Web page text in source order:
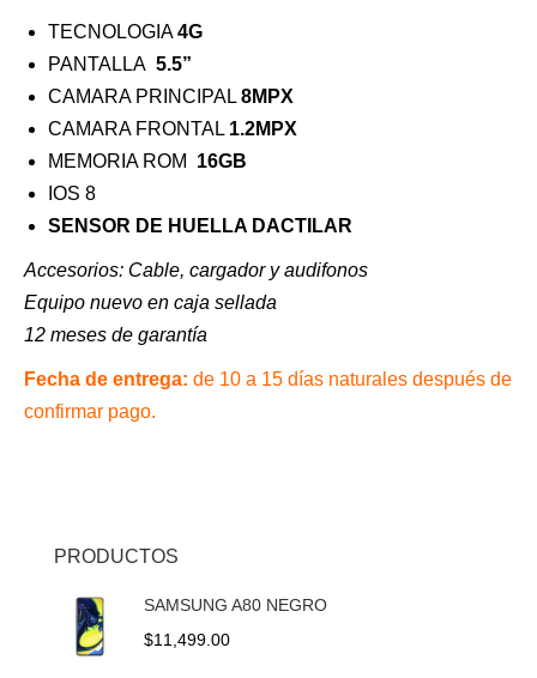
TECNOLOGIA4G
PANTALLA 5.5”
CAMARA PRINCIPAL 8MPX
CAMARA FRONTAL 1.2MPX
MEMORIA ROM
16GB
IOS 8
SENSOR DE HUELLA DACTILAR
Accesorios: Cable, cargador y audifonos
Equipo nuevo en caja sellada
12 meses de garantía
Fecha de entrega: de 10 a 15 días naturales después de
confirmar pago.
PRODUCTOS
SAMSUNG A80 NEGRO
$11,499.00